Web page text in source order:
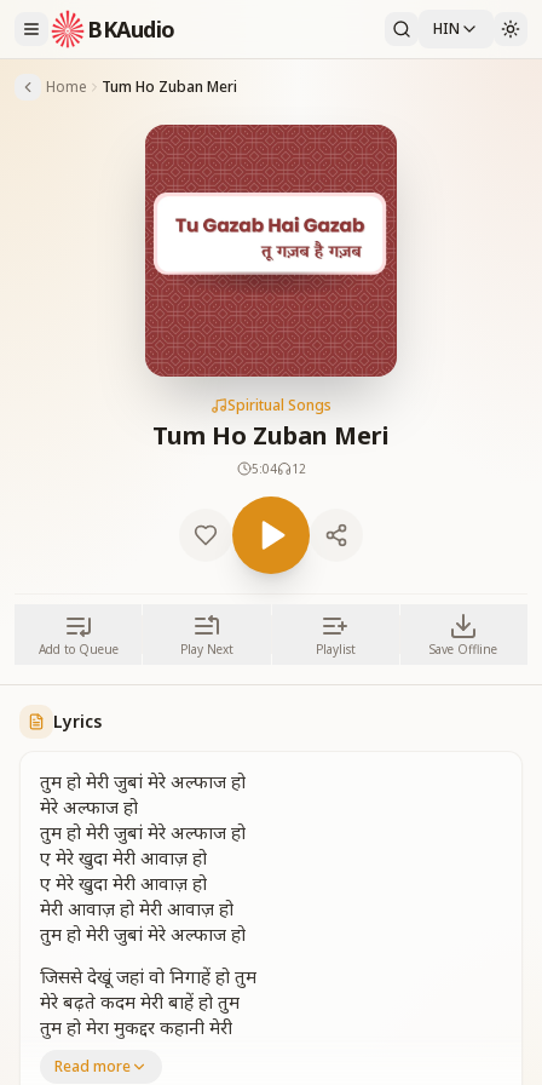
BKAudio HIN
Home Tum Ho Zuban Meri
Spiritual Songs
Tum Ho Zuban Meri
5:04 12
Add to Queue Play Next Playlist Save Offline
Lyrics
तुम हो मेरी जुबां मेरे अल्फाज हो
मेरे अल्फाज हो
तुम हो मेरी जुबां मेरे अल्फाज हो
ए मेरे खुदा मेरी आवाज़ हो
ए मेरे खुदा मेरी आवाज़ हो
मेरी आवाज़ हो मेरी आवाज़ हो
तुम हो मेरी जुबां मेरे अल्फाज हो
जिससे देखूं जहां वो निगाहें हो तुम
मेरे बढ़ते कदम मेरी बाहें हो तुम
तुम हो मेरा मुकद्दर कहानी मेरी
तुम हो जन्नत मेरी
Read more